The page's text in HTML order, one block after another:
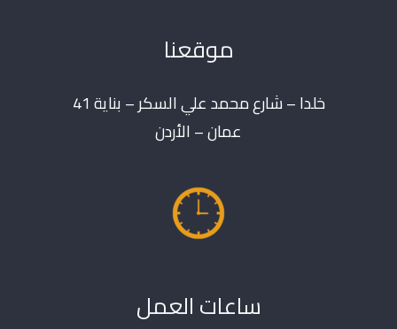
موقعنا
خلدا – شارع محمد علي السكر – بناية 41
عمان – الأردن
ساعات العمل